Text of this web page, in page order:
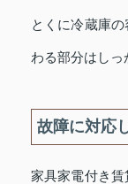
とくに冷蔵庫
わる部分はしっ
故障に対応
家具家電付き